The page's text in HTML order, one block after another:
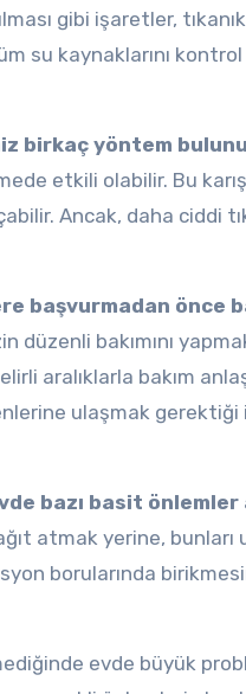
gibi işaretler,
su kaynaklarını
birkaç yöntem
etkili olabilir. Bu
Ancak, daha ciddi
başvurmadan önce
düzenli bakımını
aralıklarla bakım
ulaşmak gerektiği
bazı basit
atmak yerine,
borularında
evde büyük